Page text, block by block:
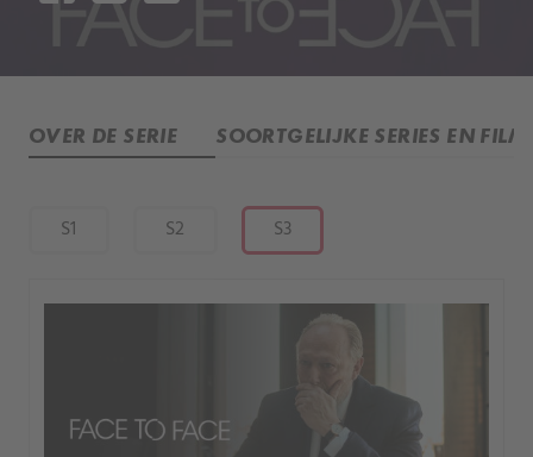
OVER DE SERIE SOORTGELIJKE SERIES EN
S1 S2 S3